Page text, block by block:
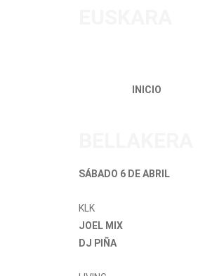
INICIO
SÁBADO 6 DE ABRIL
KLK
JOEL MIX
DJ PIÑA